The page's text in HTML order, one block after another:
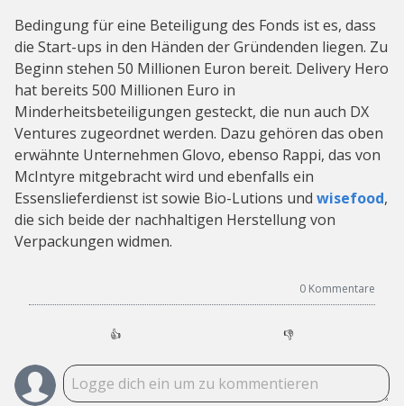
Bedingung für eine Beteiligung des Fonds ist es, dass
die Start-ups in den Händen der Gründenden liegen. Zu
Beginn stehen 50 Millionen Euron bereit. Delivery Hero
hat bereits 500 Millionen Euro in
Minderheitsbeteiligungen gesteckt, die nun auch DX
Ventures zugeordnet werden. Dazu gehören das oben
erwähnte Unternehmen Glovo, ebenso Rappi, das von
McIntyre mitgebracht wird und ebenfalls ein
Essenslieferdienst ist sowie Bio-Lutions und wisefood,
die sich beide der nachhaltigen Herstellung von
Verpackungen widmen.
0 Kommentare
👍 👎